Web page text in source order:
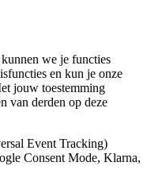
we je functies
en kun je onze
jouw toestemming
van derden op deze
Event Tracking)
Consent Mode, Klarna,